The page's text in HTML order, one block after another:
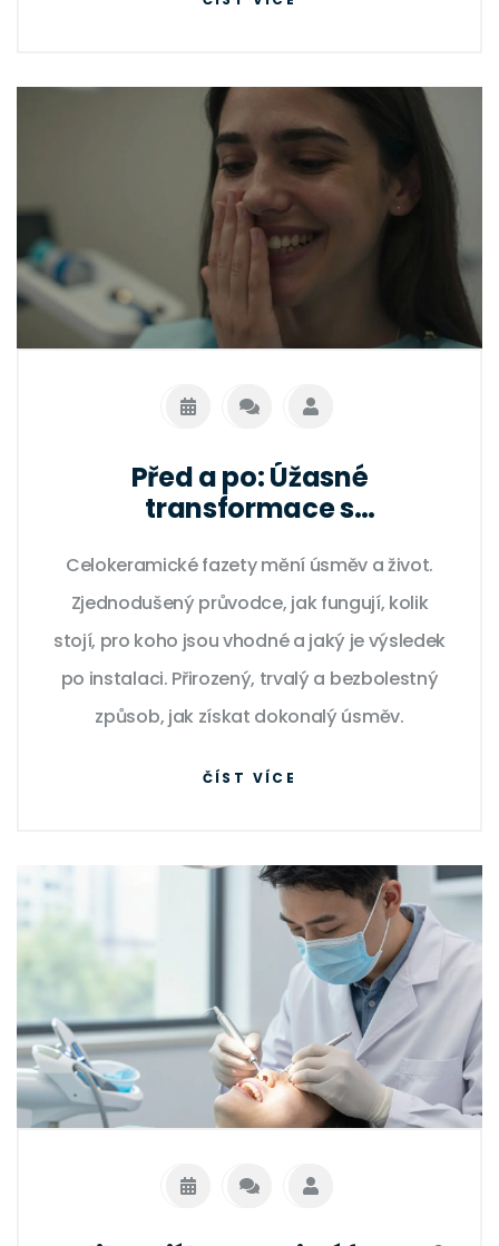
Před a po: Úžasné
transformace s
Celokeramické fazety mění úsměv a život.
Zjednodušený průvodce, jak fungují, kolik
stojí, pro koho jsou vhodné a jaký je výsledek
po instalaci. Přirozený, trvalý a bezbolestný
způsob, jak získat dokonalý úsměv.
ČÍST VÍCE